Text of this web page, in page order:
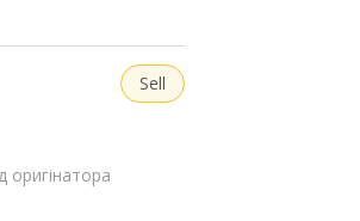
Sell
оригінатора